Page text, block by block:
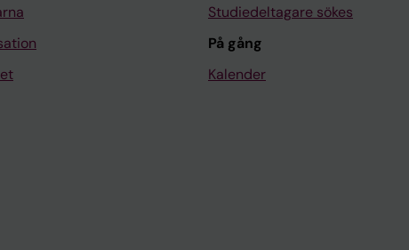
Studiedeltagare sökes
På gång
Kalender